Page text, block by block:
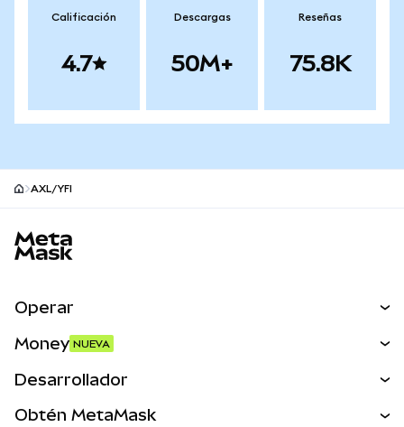
Calificación
4.7
Descargas
50M+
Reseñas
75.8K
AXL/YFI
Operar
Activos del mundo real
Money NUEVA
Desarrollador
Obtén MetaMask